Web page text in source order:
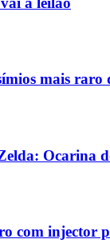
mais raro
Ocarina
com injector